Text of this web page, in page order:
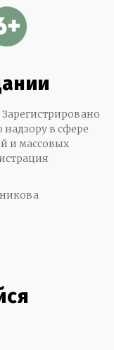
надзору в сфере
и массовых